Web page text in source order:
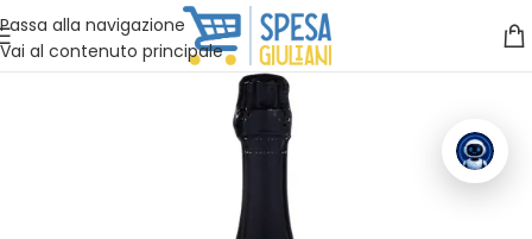
Passa alla navigazione
Vai al contenuto principale
Vuoi assistenza?Clicca qui e ti richiamiamo noi